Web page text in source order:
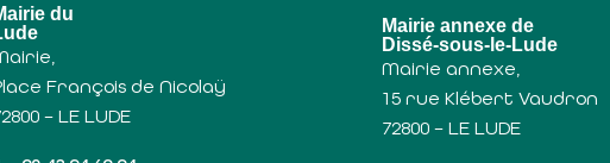
du
François de Nicolaÿ
– LE LUDE
Mairie annexe de
Dissé-sous-le-Lude
Mairie annexe,
15 rue Klébert Vaudron
72800 – LE LUDE